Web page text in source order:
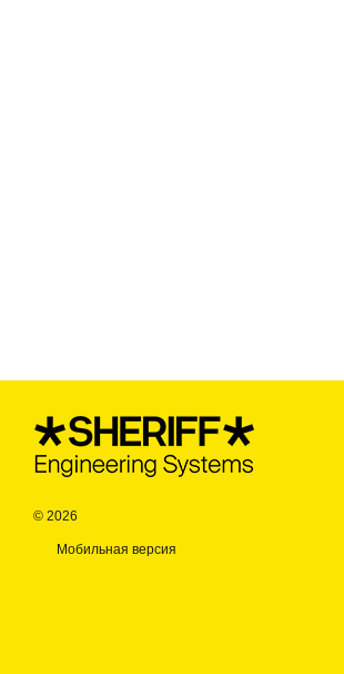
© 2026
Мобильная версия